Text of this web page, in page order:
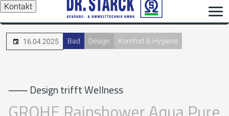
Kontakt
16.04.2025 Bad Design Komfort & Hygiene
⸺ Design trifft Wellness